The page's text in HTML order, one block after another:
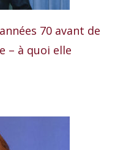
70 avant de
– à quoi elle